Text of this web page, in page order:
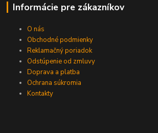
Informácie pre zákazníkov
O nás
Obchodné podmienky
Reklamačný poriadok
Odstúpenie od zmluvy
Doprava a platba
Ochrana súkromia
Kontakty